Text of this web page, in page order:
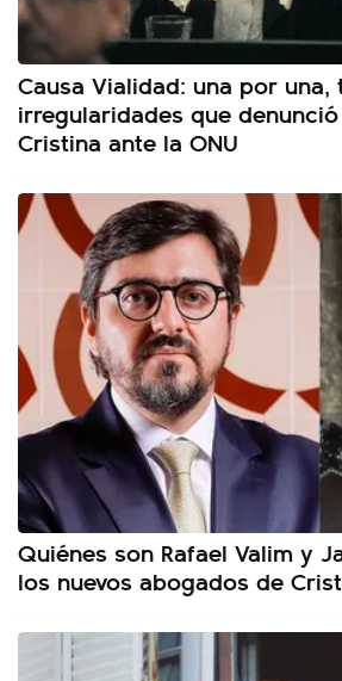
Causa Vialidad: una por una,
irregularidades que
Cristina ante la ONU
Quiénes son Rafael Valim y
los nuevos abogados de